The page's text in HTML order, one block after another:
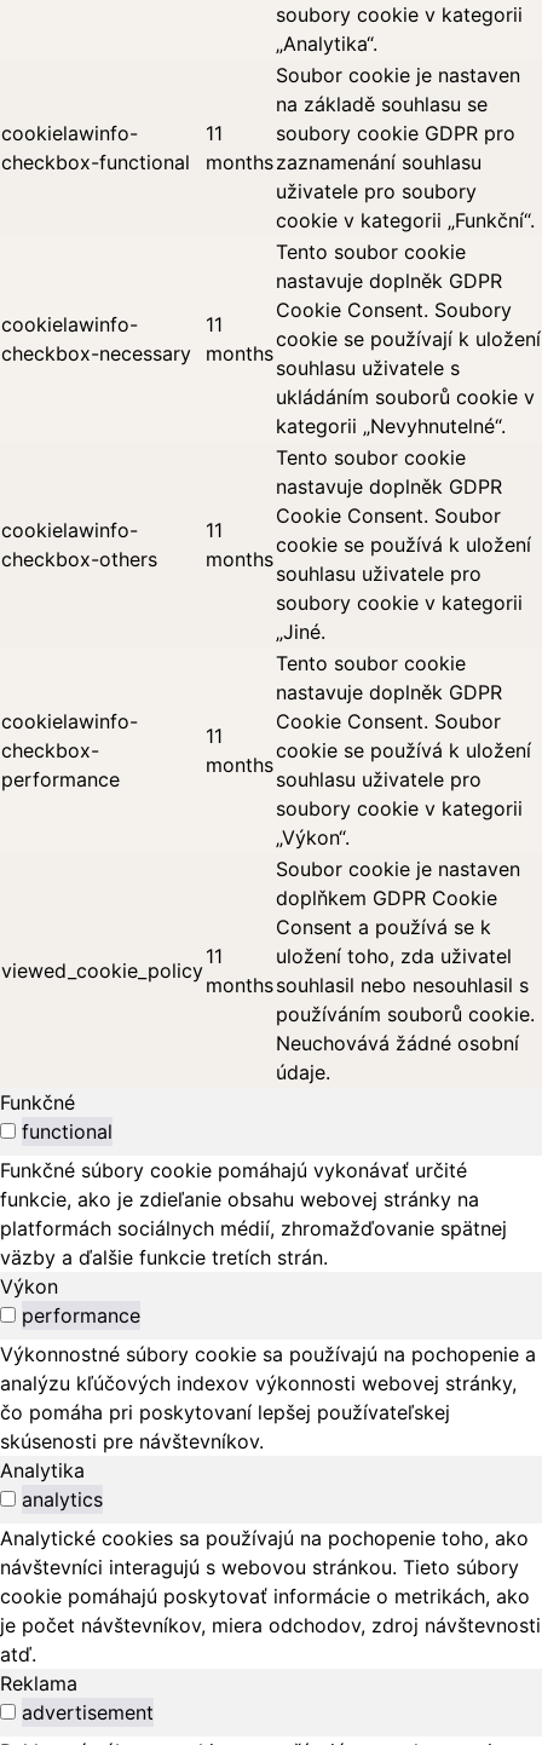
soubory cookie v kategorii
„Analytika“.
cookielawinfo-
checkbox-functional
11
months
Soubor cookie je nastaven
na základě souhlasu se
soubory cookie GDPR pro
zaznamenání souhlasu
uživatele pro soubory
cookie v kategorii „Funkční“.
cookielawinfo-
checkbox-necessary
11
months
Tento soubor cookie
nastavuje doplněk GDPR
Cookie Consent. Soubory
cookie se používají k uložení
souhlasu uživatele s
ukládáním souborů cookie v
kategorii „Nevyhnutelné“.
cookielawinfo-
checkbox-others
11
months
Tento soubor cookie
nastavuje doplněk GDPR
Cookie Consent. Soubor
cookie se používá k uložení
souhlasu uživatele pro
soubory cookie v kategorii
„Jiné.
cookielawinfo-
checkbox-
performance
11
months
Tento soubor cookie
nastavuje doplněk GDPR
Cookie Consent. Soubor
cookie se používá k uložení
souhlasu uživatele pro
soubory cookie v kategorii
„Výkon“.
viewed_cookie_policy
11
months
Soubor cookie je nastaven
doplňkem GDPR Cookie
Consent a používá se k
uložení toho, zda uživatel
souhlasil nebo nesouhlasil s
používáním souborů cookie.
Neuchovává žádné osobní
údaje.
Funkčné
functional
Funkčné súbory cookie pomáhajú vykonávať určité
funkcie, ako je zdieľanie obsahu webovej stránky na
platformách sociálnych médií, zhromažďovanie spätnej
väzby a ďalšie funkcie tretích strán.
Výkon
performance
Výkonnostné súbory cookie sa používajú na pochopenie a
analýzu kľúčových indexov výkonnosti webovej stránky,
čo pomáha pri poskytovaní lepšej používateľskej
skúsenosti pre návštevníkov.
Analytika
analytics
Analytické cookies sa používajú na pochopenie toho, ako
návštevníci interagujú s webovou stránkou. Tieto súbory
cookie pomáhajú poskytovať informácie o metrikách, ako
je počet návštevníkov, miera odchodov, zdroj návštevnosti
atď.
Reklama
advertisement